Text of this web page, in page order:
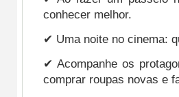
conhecer melhor.
✔ Uma noite no cinema:
✔ Acompanhe os
comprar roupas novas e